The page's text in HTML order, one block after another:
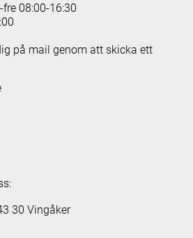
08:00-16:30
på mail genom att skicka ett
30 Vingåker